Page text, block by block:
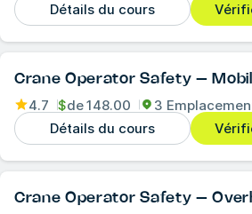
Détails du cours
Crane Operator Safety –
4.7 $de148.00
3
Détails du cours
Crane Operator Safety –